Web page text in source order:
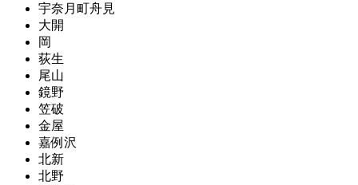
宇奈月町舟見
大開
岡
荻生
尾山
鏡野
笠破
金屋
嘉例沢
北新
北野